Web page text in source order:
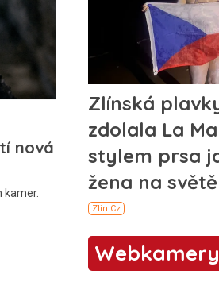
nová
kamer.
Webkamery